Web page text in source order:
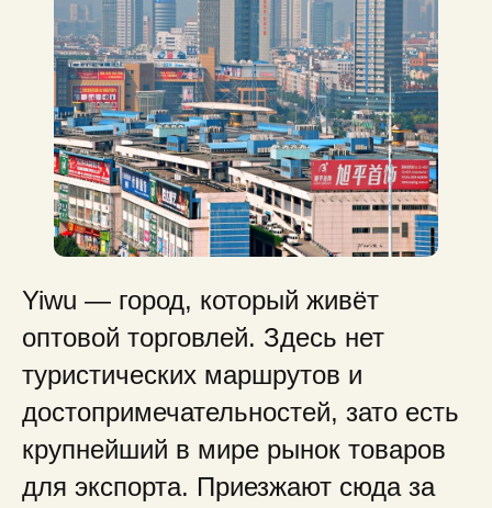
Yiwu — город, который живёт
оптовой торговлей. Здесь нет
туристических маршрутов и
достопримечательностей, зато есть
крупнейший в мире рынок товаров
для экспорта. Приезжают сюда за